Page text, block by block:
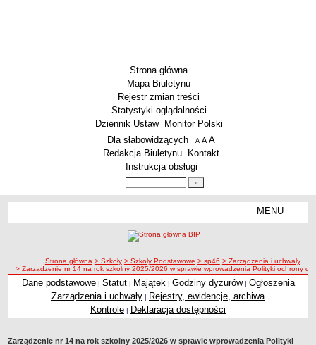
Strona główna
Mapa Biuletynu
Rejestr zmian treści
Statystyki oglądalności
Dziennik Ustaw
Monitor Polski
Menu dodatkowe
Dla słabowidzących A pomniejsz czcionkę
A standardowy rozmiar czcionki
A
Redakcja Biuletynu
Kontakt
Instrukcja obsługi
MENU
Licea
Zespoły Szkół
Techniczne Zakłady Naukowe
ścieżka nawigacji
Strona główna > Szkoły > Szkoły Podstawowe > sp46 > Zarządzenia i uchwały
> Zarządzenie nr 14 na rok szkolny 2025/2026 w sprawie wprowadzenia Polityki ochrony
Dane podstawowe| Statut| Majątek | Godziny dyżurów| Ogłoszenia
Zarządzenia i uchwały | Rejestry, ewidencje, archiwa
Kontrole | Deklaracja dostępności
Zarządzenie nr 14 na rok szkolny 2025/2026 w sprawie wprowadzenia Polityki